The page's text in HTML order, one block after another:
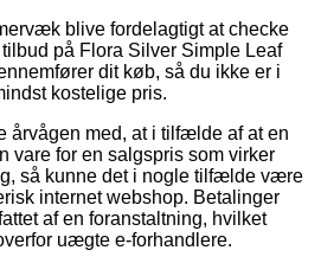
blive fordelagtigt at checke
på Flora Silver Simple Leaf
dit køb, så du ikke er i
kostelige pris.
årvågen med, at i tilfælde af at en
vare for en salgspris som virker
så kunne det i nogle tilfælde være
internet webshop. Betalinger
af en foranstaltning, hvilket
uægte e-forhandlere.